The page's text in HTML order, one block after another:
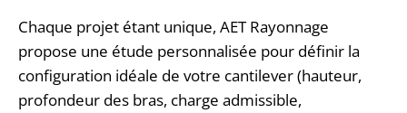
Chaque projet étant unique, AET Rayonnage
propose une étude personnalisée pour définir la
configuration idéale de votre cantilever (hauteur,
profondeur des bras, charge admissible,